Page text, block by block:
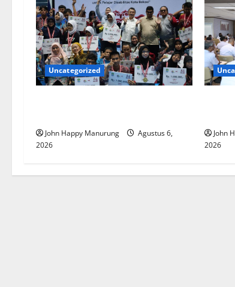
Uncategorized
John Happy Manurung
Agustus 6,
2026
John
2026